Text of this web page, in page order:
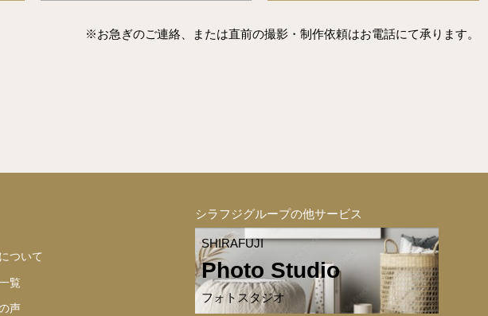
※お急ぎのご連絡、または直前の撮影・制作依頼はお電話にて承ります。
ついて
覧
声
シラフジグループの他サービス
SHIRAFUJI
Photo Studio
フォトスタジオ